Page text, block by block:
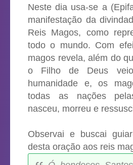
Neste dia usa-se a
manifestação da
Reis Magos, como
todo o mundo. Com
magos revela, além do
o Filho de Deus
humanidade e, os
todas as nações
nasceu, morreu e
Observai e buscai
desta oração aos reis